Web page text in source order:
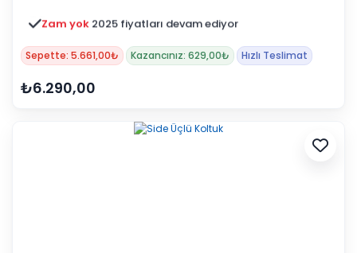
Zam yok 2025 fiyatları devam ediyor
Sepette: 5.661,00₺ Kazancınız: 629,00₺ Hızlı Teslimat
₺6.290,00